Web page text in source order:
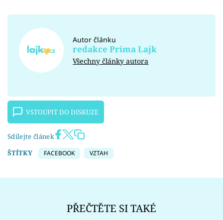
Autor článku
redakce Prima Lajk
Všechny články autora
VSTOUPIT DO DISKUZE
Sdílejte článek
ŠTÍTKY
FACEBOOK VZTAH
PŘEČTĚTE SI TAKÉ